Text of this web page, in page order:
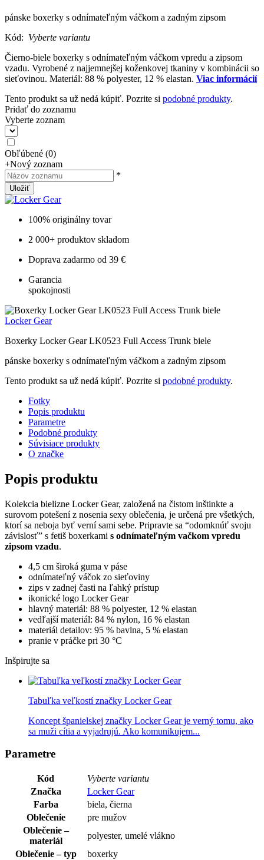
pánske boxerky s odnímateľným váčkom a zadným zipsom
Kód: Vyberte variantu
Čierno-biele boxerky s odnímateľným váčkom vpredu a zipsom
vzadu. Vyrobené z najjemnejšej koženkovej tkaniny v kombinácii so
sieťovinou. Materiál: 88 % polyester, 12 % elastan. Viac informácií
Tento produkt sa už nedá kúpiť. Pozrite si podobné produkty.
Pridať do zoznamu
Vyberte zoznam
Obľúbené (0)
+Nový zoznam
*
Uložiť
100% originálny tovar
2 000+ produktov skladom
Doprava zadarmo od 39 €
Garancia
spokojnosti
Locker Gear
Boxerky Locker Gear LK0523 Full Access Trunk biele
pánske boxerky s odnímateľným váčkom a zadným zipsom
Tento produkt sa už nedá kúpiť. Pozrite si podobné produkty.
Fotky
Popis produktu
Parametre
Podobné produkty
Súvisiace produkty
O značke
Popis produktu
Kolekcia bielizne Locker Gear, založená na čistom inštinkte a
surovom potešení z nosenia sexy oblečenia, je určená pre všetkých,
ktorí sa neboja byť verní sami sebe. Pripravte sa “odomknúť svoju
závislosť” s fetiš boxerkami s odnímateľným vačkom vpredu
zipsom vzadu.
4,5 cm široká guma v páse
odnímateľný váčok zo sieťoviny
zips v zadnej časti na ľahký prístup
ikonické logo Locker Gear
hlavný materiál: 88 % polyester, 12 % elastan
vedľajší materiál: 84 % nylon, 16 % elastan
materiál detailov: 95 % bavlna, 5 % elastan
pranie v práčke pri 30 °C
Inšpirujte sa
Tabuľka veľkostí značky Locker Gear
Koncept španielskej značky Locker Gear je verný tomu, ako
sa muži cítia a vyjadrujú. Ako komunikujem...
Parametre
Kód
Vyberte variantu
Značka
Locker Gear
Farba
biela, čierna
Oblečenie
pre mužov
Oblečenie –
materiál
polyester, umelé vlákno
Oblečenie – typ
boxerky